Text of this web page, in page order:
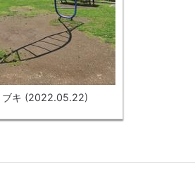
ブキ (2022.05.22)